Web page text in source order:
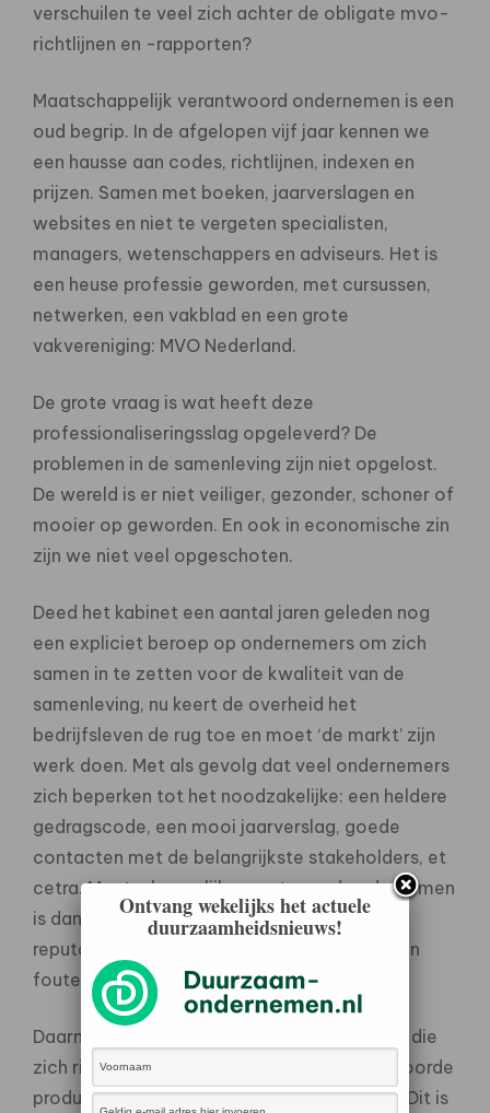
verschuilen te veel zich achter de obligate mvo-
richtlijnen en -rapporten?
Maatschappelijk verantwoord ondernemen is een
oud begrip. In de afgelopen vijf jaar kennen we
een hausse aan codes, richtlijnen, indexen en
prijzen. Samen met boeken, jaarverslagen en
websites en niet te vergeten specialisten,
managers, wetenschappers en adviseurs. Het is
een heuse professie geworden, met cursussen,
netwerken, een vakblad en een grote
vakvereniging: MVO Nederland.
De grote vraag is wat heeft deze
professionaliseringsslag opgeleverd? De
problemen in de samenleving zijn niet opgelost.
De wereld is er niet veiliger, gezonder, schoner of
mooier op geworden. En ook in economische zin
zijn we niet veel opgeschoten.
Deed het kabinet een aantal jaren geleden nog
een expliciet beroep op ondernemers om zich
samen in te zetten voor de kwaliteit van de
samenleving, nu keert de overheid het
bedrijfsleven de rug toe en moet ‘de markt’ zijn
werk doen. Met als gevolg dat veel ondernemers
zich beperken tot het noodzakelijke: een heldere
gedragscode, een mooi jaarverslag, goede
contacten met de belangrijkste stakeholders, et
cetra. Maatschappelijk verantwoord ondernemen
is dan niet meer dan goed management van
reputatie en/of van risico. Zorgen dat je geen
fouten maakt.
Daarnaast is er nog een groep ondernemers die
zich richt op de krenten uit de pap: verantwoorde
producten voor een kleine groep afnemers. Dit is
Ontvang wekelijks het actuele
duurzaamheidsnieuws!